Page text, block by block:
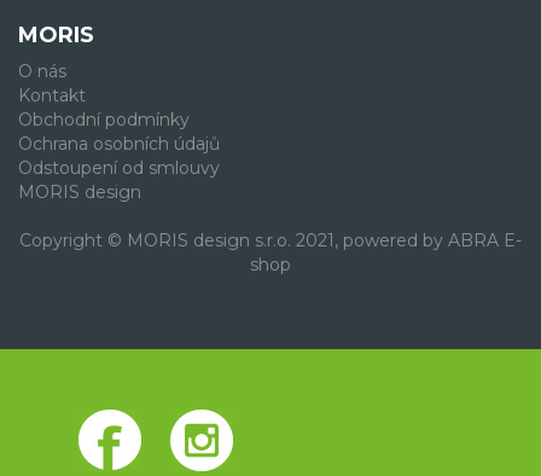
MORIS
O nás
Kontakt
Obchodní podmínky
Ochrana osobních údajů
Odstoupení od smlouvy
MORIS design
Copyright © MORIS design s.r.o. 2021, powered by ABRA E-
shop